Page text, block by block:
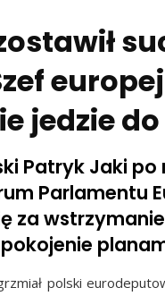
jedzie
Patryk Jaki
Parlamentu
za
polski